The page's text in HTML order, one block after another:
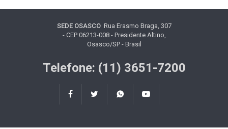
SEDE OSASCORua Erasmo Braga, 307
- CEP 06213-008 - Presidente Altino,
Osasco/SP - Brasil
Telefone: (11) 3651-7200